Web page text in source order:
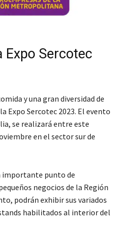
Expo Sercotec
y una gran diversidad de
Expo Sercotec 2023. El evento
se realizará entre este
en el sector sur de
importante punto de
negocios de la Región
podrán exhibir sus variados
habilitados al interior del